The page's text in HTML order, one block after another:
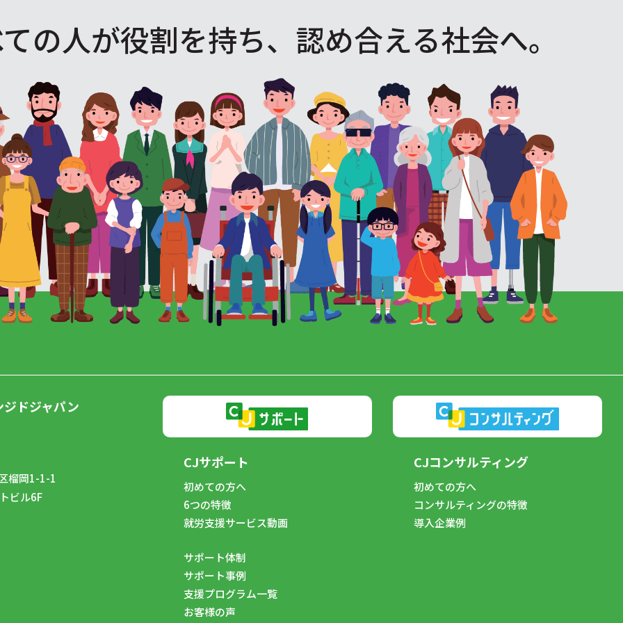
の人が役割を持ち、認め合える社会へ。
ドジャパン
榴岡1-1-1
ビル6F
CJサポート
初めての方へ
6つの特徴
就労支援サービス動画
サポート体制
サポート事例
支援プログラム一覧
お客様の声
CJコンサルティング
初めての方へ
コンサルティングの特徴
導入企業例